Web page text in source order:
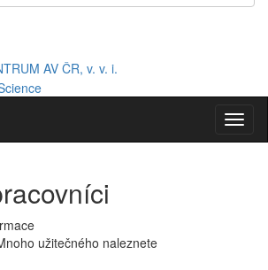
užitečného naleznete